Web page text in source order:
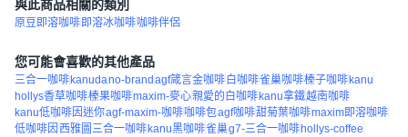
與此商品相關的類別
原豆即溶咖啡 即溶冰咖啡咖啡伴侶
您可能會喜歡的其他產品
三合一咖啡kanudano-brandagf箴言金咖啡白咖啡雀巢咖啡榛子咖啡kanu
hollys香草咖啡榛果咖啡maxim-麥心親愛的白咖啡kanu拿鐵越南咖啡
kanu低咖啡因迷你agf-maxim-咖啡咖啡包agf咖啡甜菊葉咖啡maxim即溶咖啡
低咖啡因 西雅圖三合一咖啡kanu黑咖啡雀巢g7-三合一咖啡hollys-coffee